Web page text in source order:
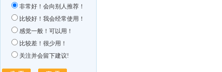
非常好！会向别人推荐！
比较好！我会经常使用！
感觉一般！可以用！
比较差！很少用！
关注并会留下建议!